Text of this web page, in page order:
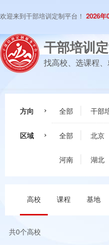
欢迎来到干部培训定制平台！ 2026年
干部培训
找高校、选课程
方向 全部 干部
区域 全部 北京
河南 湖北
高校 课程 基地
共0个高校